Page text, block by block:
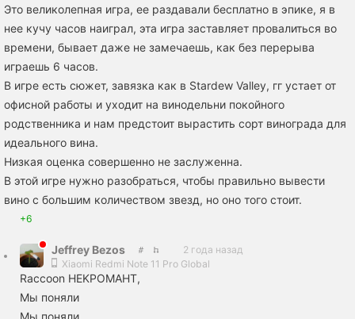
Это великолепная игра, ее раздавали бесплатно в эпике, я в
нее кучу часов наиграл, эта игра заставляет провалиться во
времени, бывает даже не замечаешь, как без перерыва
играешь 6 часов.
В игре есть сюжет, завязка как в Stardew Valley, гг устает от
офисной работы и уходит на винодельни покойного
родственника и нам предстоит вырастить сорт винограда для
идеального вина.
Низкая оценка совершенно не заслуженна.
В этой игре нужно разобраться, чтобы правильно вывести
вино с большим количеством звезд, но оно того стоит.
+6
Jeffrey Bezos
2 года назад
Xiaomi Redmi Note 11 Pro Global
Raccoon HEKPOMAHT,
Мы поняли
Мы поняли